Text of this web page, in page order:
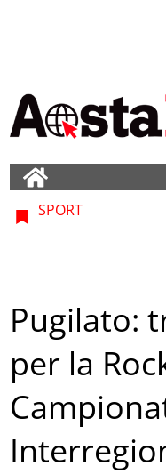
SPORT
Pugilato:
per la